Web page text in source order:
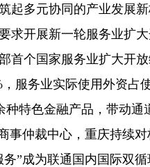
起多元协同的产业发展新
求开展新一轮服务业扩
首个国家服务业扩大开
服务业实际使用外资占
特色金融产品，带动
事仲裁中心，重庆持续
”成为联通国内国际双循